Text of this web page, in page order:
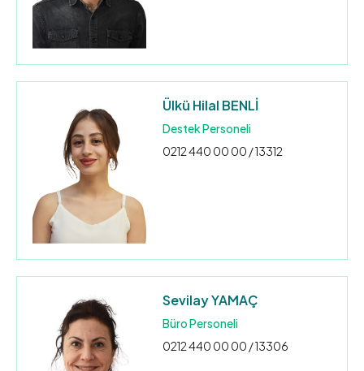
Ülkü Hilal BENLİ
Destek Personeli
0212 440 00 00 / 13312
Sevilay YAMAÇ
Büro Personeli
0212 440 00 00 / 13306